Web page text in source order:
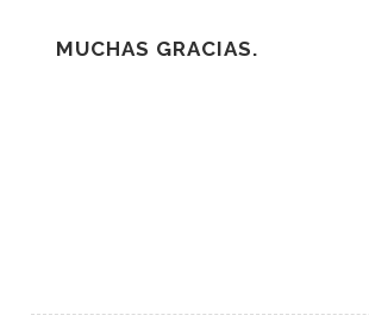
MUCHAS GRACIAS.